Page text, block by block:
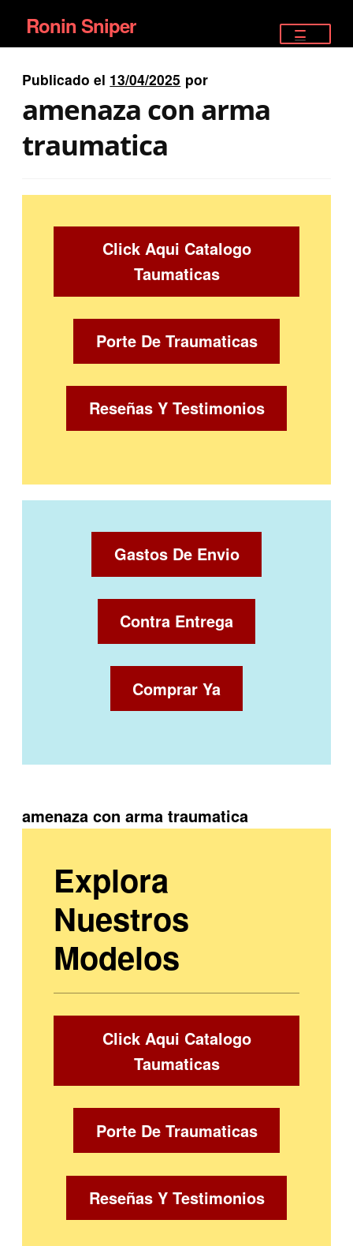
Ir
a
la
navegación
Ir
al
contenido
Ronin Sniper
Publicado el 13/04/2025 por
amenaza con arma
traumatica
Click Aqui Catalogo
Taumaticas
Porte De Traumaticas
Reseñas Y Testimonios
Gastos De Envio
Contra Entrega
Comprar Ya
amenaza con arma traumatica
Explora
Nuestros
Modelos
Click Aqui Catalogo
Taumaticas
Porte De Traumaticas
Reseñas Y Testimonios